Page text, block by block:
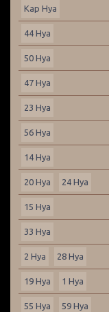
Kap Hya
44 Hya
50 Hya
47 Hya
23 Hya
56 Hya
14 Hya
20 Hya 24 Hya
15 Hya
33 Hya
2 Hya 28 Hya
19 Hya 1 Hya
55 Hya 59 Hya